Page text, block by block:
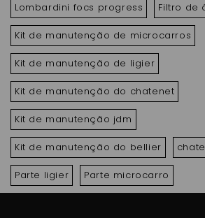
Lombardini focs progress Filtro de
Kit de manutenção de microcarros
Kit de manutenção de ligier
Kit de manutenção do chatenet
Kit de manutenção jdm
Kit de manutenção do bellier
Parte ligier Parte microcarro